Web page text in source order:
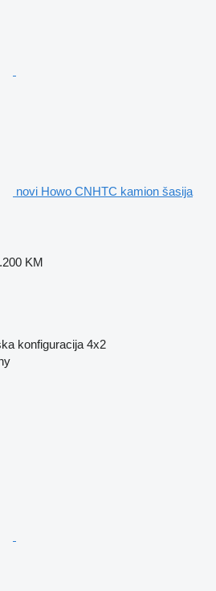
novi Howo CNHTC kamion šasija
KM
konfiguracija 4x2